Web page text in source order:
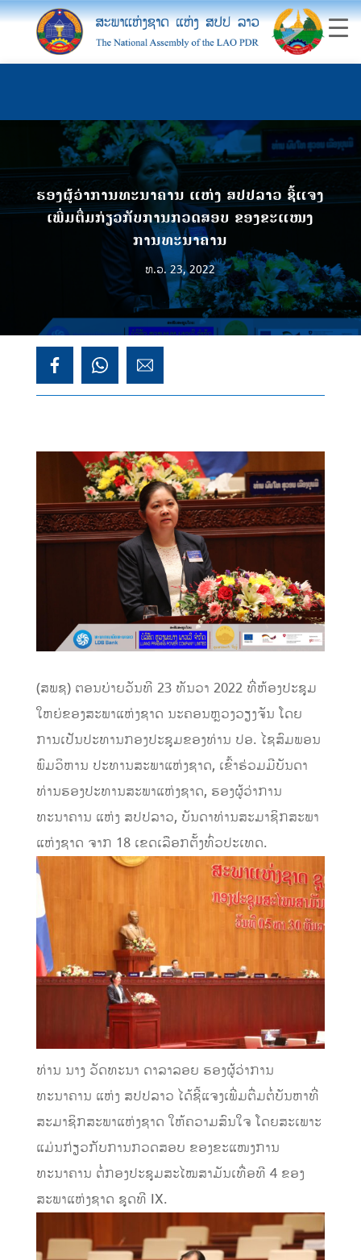
ຮອງຜູ້ວ່າການທະນາຄານ ແຫ່ງ ສປປລາວ ຊີ້ແຈງ
ເພີ່ມຕື່ມກ່ຽວກັບການກວດສອບ ຂອງຂະແໜງ
ການທະນາຄານ
ທ.ວ. 23, 2022
(ສພຊ) ຕອນບ່າຍວັນທີ 23 ທັນວາ 2022 ທີ່ຫ້ອງປະຊຸມ
ໃຫຍ່ຂອງສະພາແຫ່ງຊາດ ນະຄອນຫຼວງວຽງຈັນ ໂດຍ
ການເປັນປະທານກອງປະຊຸມຂອງທ່ານ ປອ. ໄຊສົມພອນ
ພົມວິຫານ ປະທານສະພາແຫ່ງຊາດ, ເຂົ້າຮ່ວມມີບັນດາ
ທ່ານຮອງປະທານສະພາແຫ່ງຊາດ, ຮອງຜູ້ວ່າການ
ທະນາຄານ ແຫ່ງ ສປປລາວ, ບັນດາທ່ານສະມາຊິກສະພາ
ແຫ່ງຊາດ ຈາກ 18 ເຂດເລືອກຕັ້ງທົ່ວປະເທດ.
ທ່ານ ນາງ ວັດທະນາ ດາລາລອຍ ຮອງຜູ້ວ່າການ
ທະນາຄານ ແຫ່ງ ສປປລາວ ໄດ້ຊີ້ແຈງເພີ່ມຕື່ມຕໍ່ບັນຫາທີ່
ສະມາຊິກສະພາແຫ່ງຊາດ ໃຫ້ຄວາມສົນໃຈ ໂດຍສະເພາະ
ແມ່ນກ່ຽວກັບການກວດສອບ ຂອງຂະແໜງການ
ທະນາຄານ ຕໍ່ກອງປະຊຸມສະໄໝສາມັນເທື່ອທີ 4 ຂອງ
ສະພາແຫ່ງຊາດ ຊຸດທີ IX.